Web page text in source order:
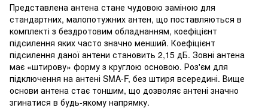
Представлена ​​антена стане чудовою заміною для
стандартних, малопотужних антен, що поставляються в
комплекті з бездротовим обладнанням, коефіцієнт
підсилення яких часто значно менший. Коефіцієнт
підсилення даної антени становить 2,15 дБ. Зовні антена
має «штирову» форму з круглою основою. Роз'єм для
підключення на антені SMA-F, без штиря всередині. Вище
основи антена стає тоншим, що дозволяє антені значно
згинатися в будь-якому напрямку.